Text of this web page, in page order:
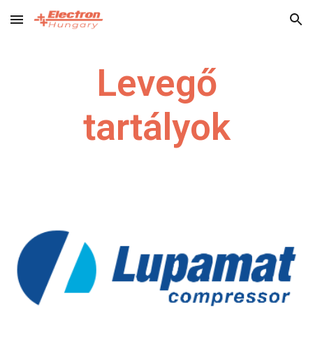
Skip to main content Skip to navigation
Levegő
tartályok